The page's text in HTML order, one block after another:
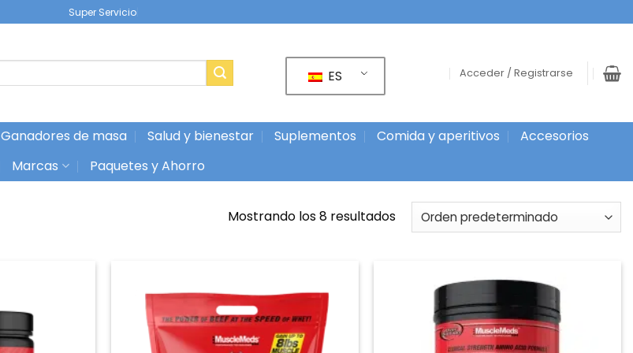
|
ES Acceder / Registrarse
Ganadores de masa Salud y bienestar Suplementos Comida y aperitivos
Accesorios
Marcas
Paquetes y Ahorro
Mostrando los 8 resultados